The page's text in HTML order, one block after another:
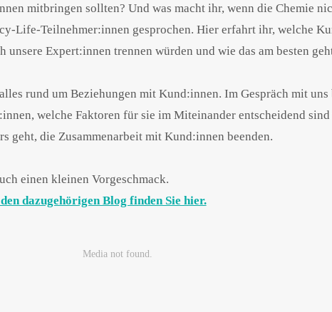
mitbringen sollten? Und was macht ihr, wenn die Chemie
Life-Teilnehmer:innen gesprochen. Hier erfahrt ihr, welche
unsere Expert:innen trennen würden und wie das am besten
rund um Beziehungen mit Kund:innen. Im Gespräch mit uns
welche Faktoren für sie im Miteinander entscheidend sind
geht, die Zusammenarbeit mit Kund:innen beenden.
einen kleinen Vorgeschmack.
dazugehörigen Blog finden Sie hier.